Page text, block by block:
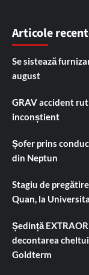
Articole
Se sistează
august
GRAV accident
inconștient
Șofer prins
din Neptun
Stagiu de
Quan, la
Ședință
decontarea
Goldterm